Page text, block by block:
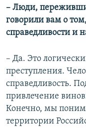
– Люди,
говорили вам о
справедливости и
– Да. Это
преступления.
справедливость.
привлечение
Конечно, мы
территории